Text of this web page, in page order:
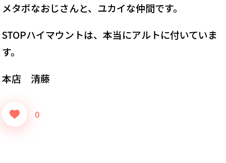
メタボなおじさんと、ユカイな仲間です。
STOPハイマウントは、本当にアルトに付いていま
す。
本店 清藤
0